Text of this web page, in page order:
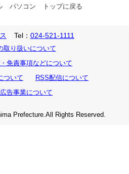
パソコン トップに戻る
Tel： 024-521-1111
取り扱いについて
免責事項などについて
ついて
RSS配信について
告事業について
Prefecture.All Rights Reserved.